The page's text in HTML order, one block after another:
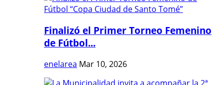
Finalizó el Primer Torneo Femenino
de Fútbol...
enelarea Mar 10, 2026